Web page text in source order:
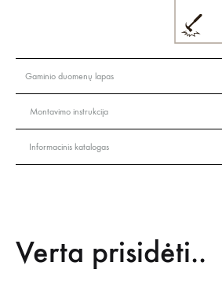
Gaminio duomenų lapas
Montavimo instrukcija
Informacinis katalogas
Verta prisidėti..